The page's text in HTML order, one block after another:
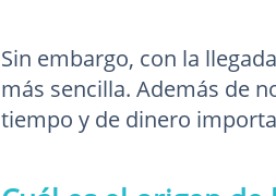
Sin embargo, con la
más sencilla. Además de
tiempo y de dinero